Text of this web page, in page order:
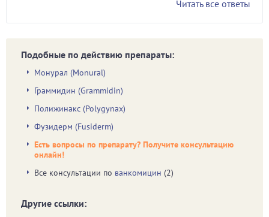
Читать все ответы
Подобные по действию препараты:
Монурал (Monural)
Граммидин (Grammidin)
Полижинакс (Polygynax)
Фузидерм (Fusiderm)
Есть вопросы по препарату? Получите консультацию
онлайн!
Все консультации по ванкомицин (2)
Другие ссылки: